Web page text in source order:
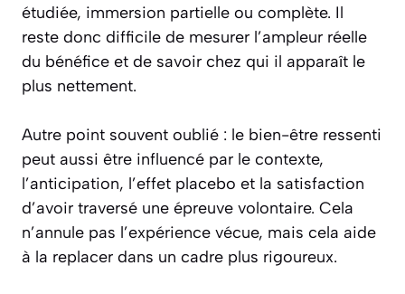
étudiée, immersion partielle ou complète. Il
reste donc difficile de mesurer l’ampleur réelle
du bénéfice et de savoir chez qui il apparaît le
plus nettement.
Autre point souvent oublié : le bien-être ressenti
peut aussi être influencé par le contexte,
l’anticipation, l’effet placebo et la satisfaction
d’avoir traversé une épreuve volontaire. Cela
n’annule pas l’expérience vécue, mais cela aide
à la replacer dans un cadre plus rigoureux.